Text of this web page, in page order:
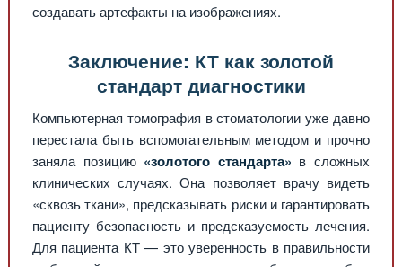
создавать артефакты на изображениях.
Заключение: КТ как золотой
стандарт диагностики
Компьютерная томография в стоматологии уже давно
перестала быть вспомогательным методом и прочно
заняла позицию «золотого стандарта» в сложных
клинических случаях. Она позволяет врачу видеть
«сквозь ткани», предсказывать риски и гарантировать
пациенту безопасность и предсказуемость лечения.
Для пациента КТ — это уверенность в правильности